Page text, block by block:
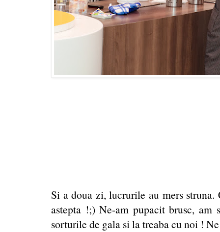
Si a doua zi, lucrurile au mers struna.
astepta !;) Ne-am pupacit brusc, am
sorturile de gala si la treaba cu noi !